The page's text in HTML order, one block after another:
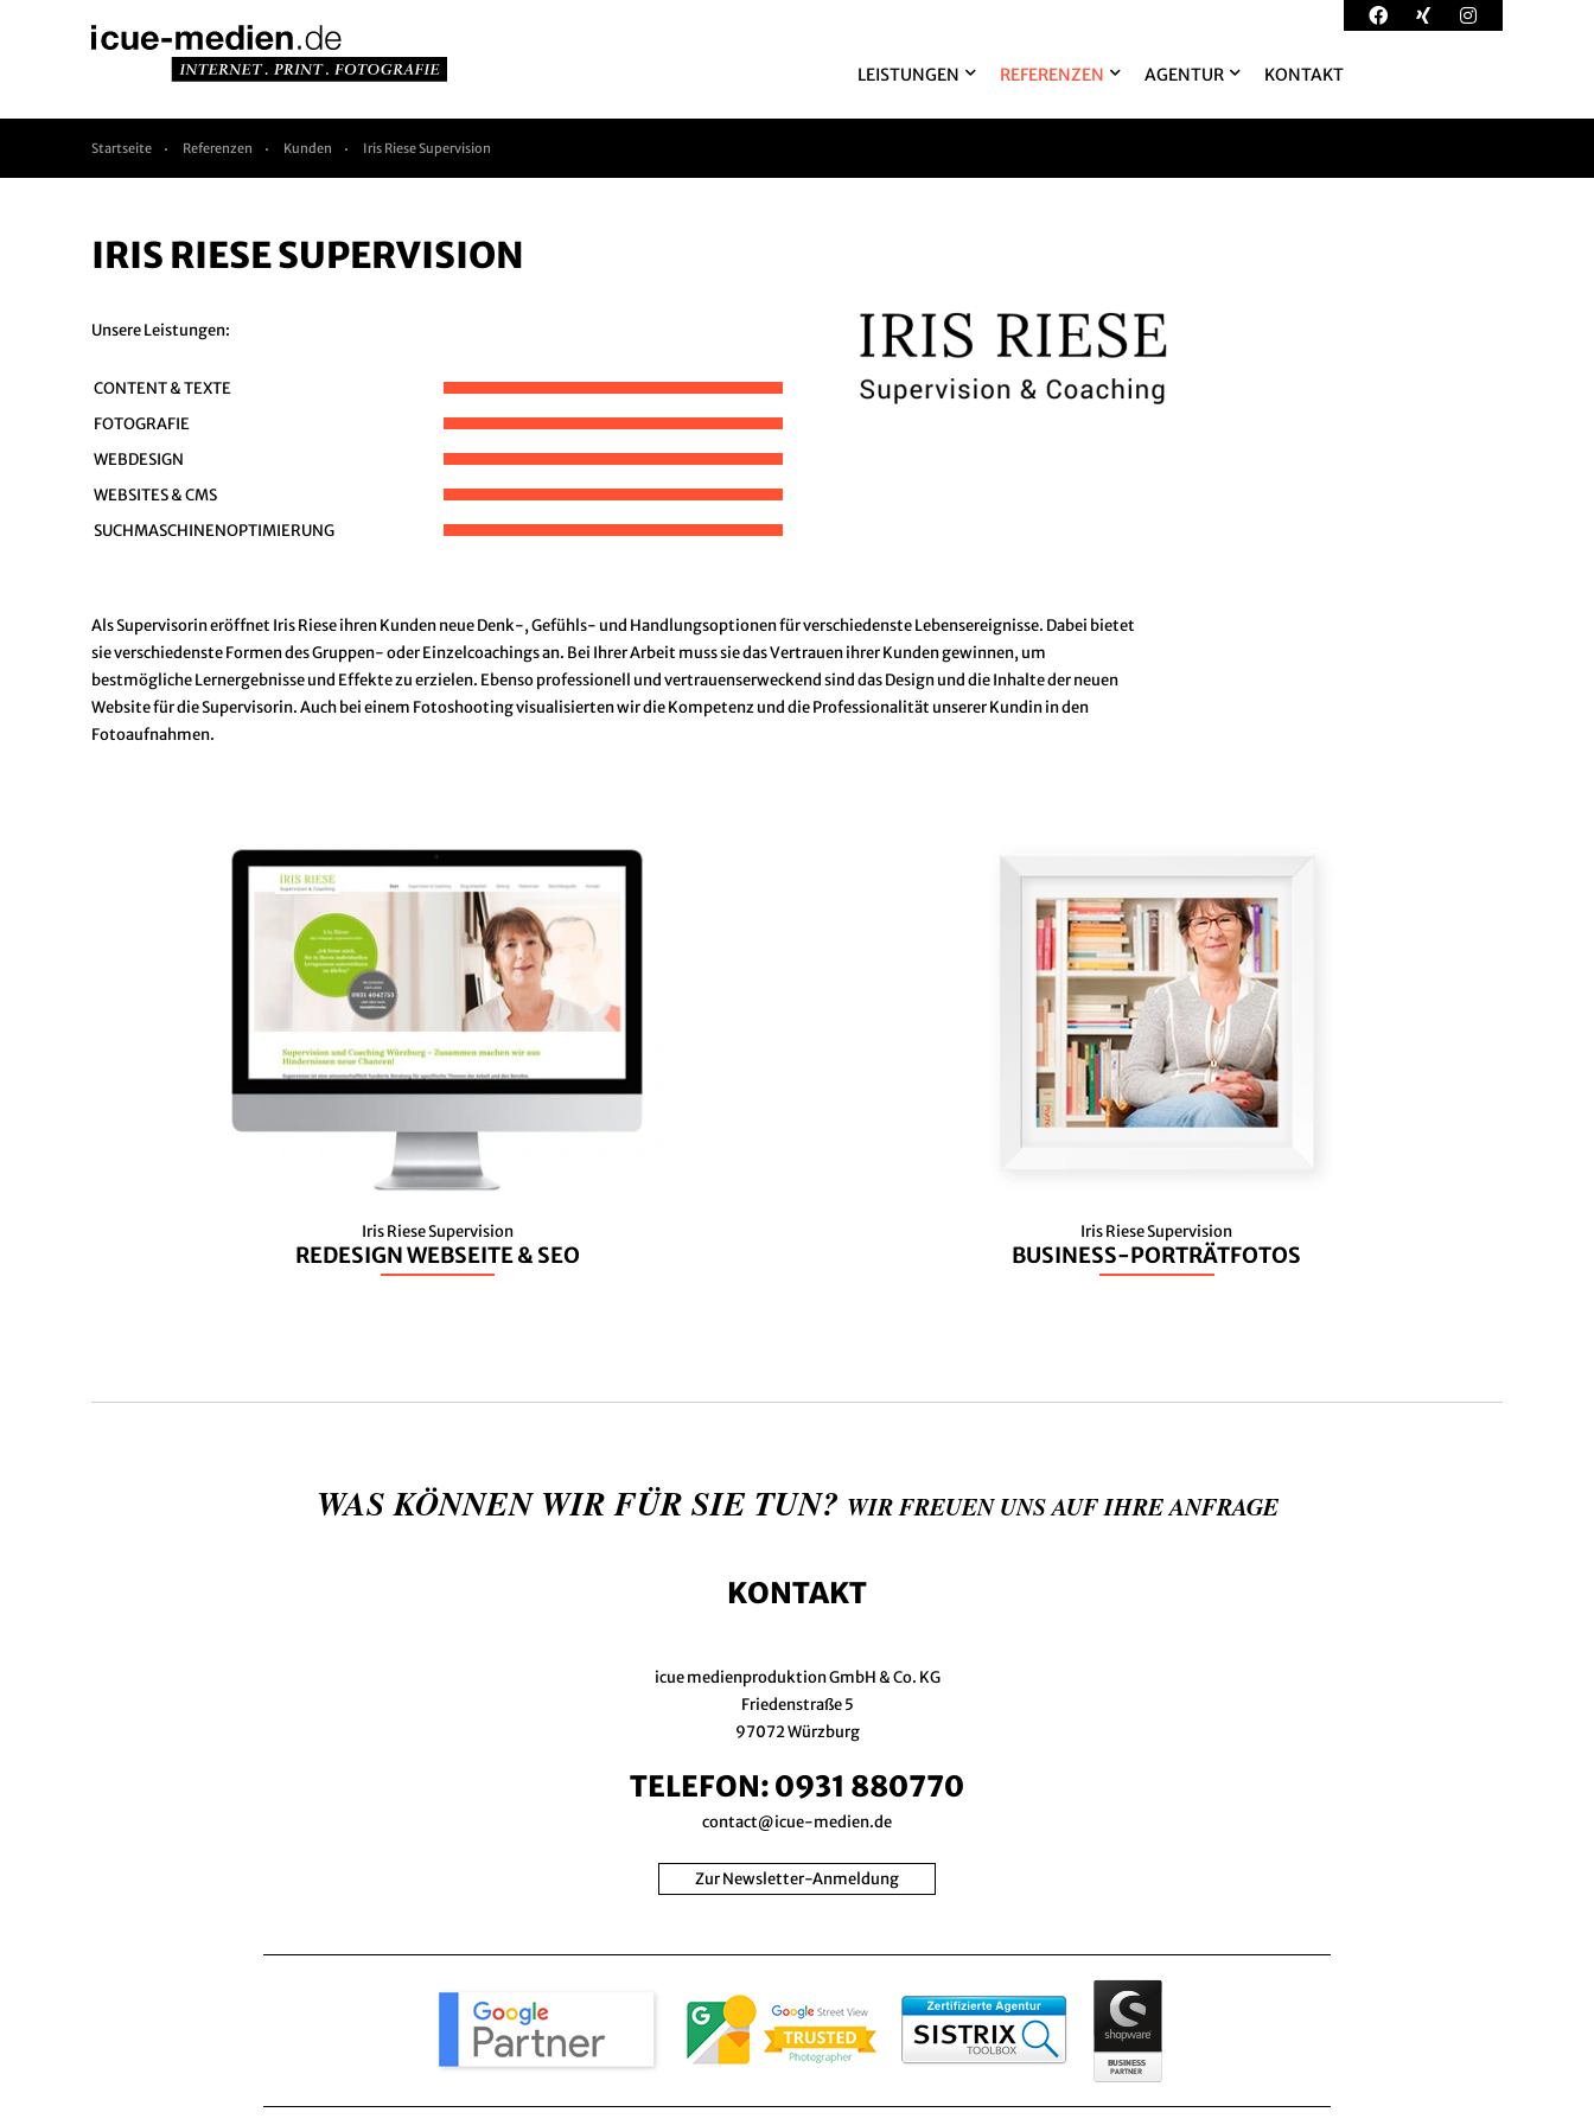
LEISTUNGEN REFERENZEN AGENTUR KONTAKT
Startseite Referenzen Kunden Iris Riese Supervision
IRIS RIESE SUPERVISION
Unsere Leistungen:
CONTENT & TEXTE
FOTOGRAFIE
WEBDESIGN
WEBSITES & CMS
SUCHMASCHINENOPTIMIERUNG
Als Supervisorin eröffnet Iris Riese ihren Kunden neue Denk-, Gefühls- und Handlungsoptionen für verschiedenste Lebensereignisse. Dabei bietet
sie verschiedenste Formen des Gruppen- oder Einzelcoachings an. Bei Ihrer Arbeit muss sie das Vertrauen ihrer Kunden gewinnen, um
bestmögliche Lernergebnisse und Effekte zu erzielen. Ebenso professionell und vertrauenserweckend sind das Design und die Inhalte der neuen
Website für die Supervisorin. Auch bei einem Fotoshooting visualisierten wir die Kompetenz und die Professionalität unserer Kundin in den
Fotoaufnahmen.
Iris Riese Supervision
REDESIGN WEBSEITE & SEO
Iris Riese Supervision
BUSINESS-PORTRÄTFOTOS
WAS KÖNNEN WIR FÜR SIE TUN? WIR FREUEN UNS AUF IHRE ANFRAGE
KONTAKT
icue medienproduktion GmbH & Co. KG
Friedenstraße 5
97072 Würzburg
TELEFON:0931 880770
contact@icue-medien.de
Zur Newsletter-Anmeldung